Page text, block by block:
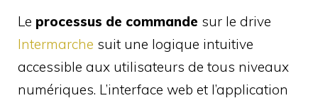
Le processus de commande sur le drive
Intermarche suit une logique intuitive
accessible aux utilisateurs de tous niveaux
numériques. L’interface web et l’application